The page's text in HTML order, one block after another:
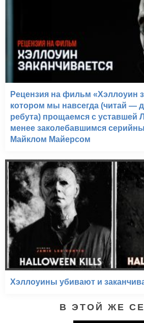
Рецензия на фильм «Хэллоуин
котором мы навсегда (читай —
ребута) прощаемся с уставшей
менее заколебавшимся
Майклом Майерсом
Хэллоуины убивают и
В ЭТОЙ ЖЕ